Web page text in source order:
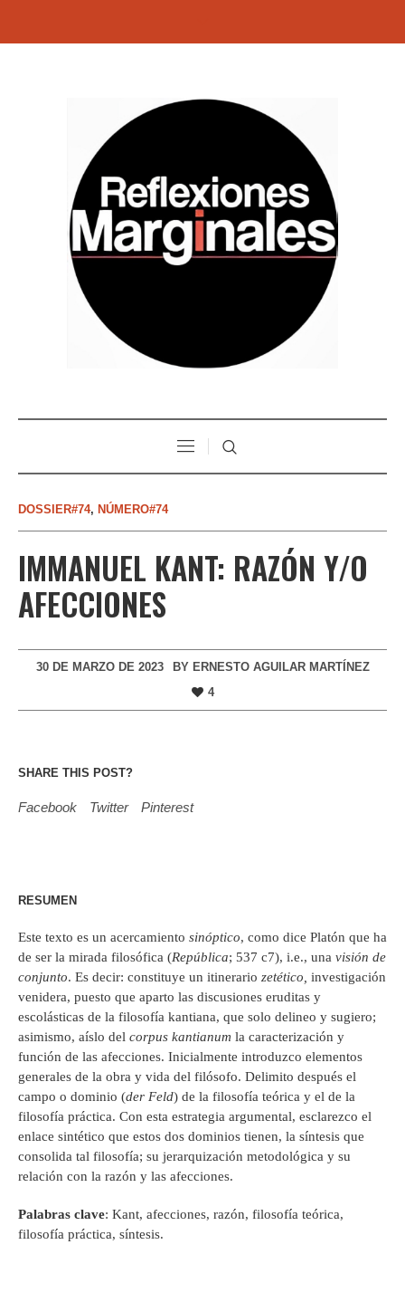
DOSSIER#74, NÚMERO#74
IMMANUEL KANT: RAZÓN Y/O
AFECCIONES
30 DE MARZO DE 2023 BY ERNESTO AGUILAR MARTÍNEZ
4
SHARE THIS POST?
Facebook Twitter Pinterest
RESUMEN
Este texto es un acercamiento sinóptico, como dice Platón que ha
de ser la mirada filosófica (República; 537 c7), i.e., una visión de
conjunto. Es decir: constituye un itinerario zetético, investigación
venidera, puesto que aparto las discusiones eruditas y
escolásticas de la filosofía kantiana, que solo delineo y sugiero;
asimismo, aíslo del corpus kantianum la caracterización y
función de las afecciones. Inicialmente introduzco elementos
generales de la obra y vida del filósofo. Delimito después el
campo o dominio (der Feld) de la filosofía teórica y el de la
filosofía práctica. Con esta estrategia argumental, esclarezco el
enlace sintético que estos dos dominios tienen, la síntesis que
consolida tal filosofía; su jerarquización metodológica y su
relación con la razón y las afecciones.
Palabras clave: Kant, afecciones, razón, filosofía teórica,
filosofía práctica, síntesis.